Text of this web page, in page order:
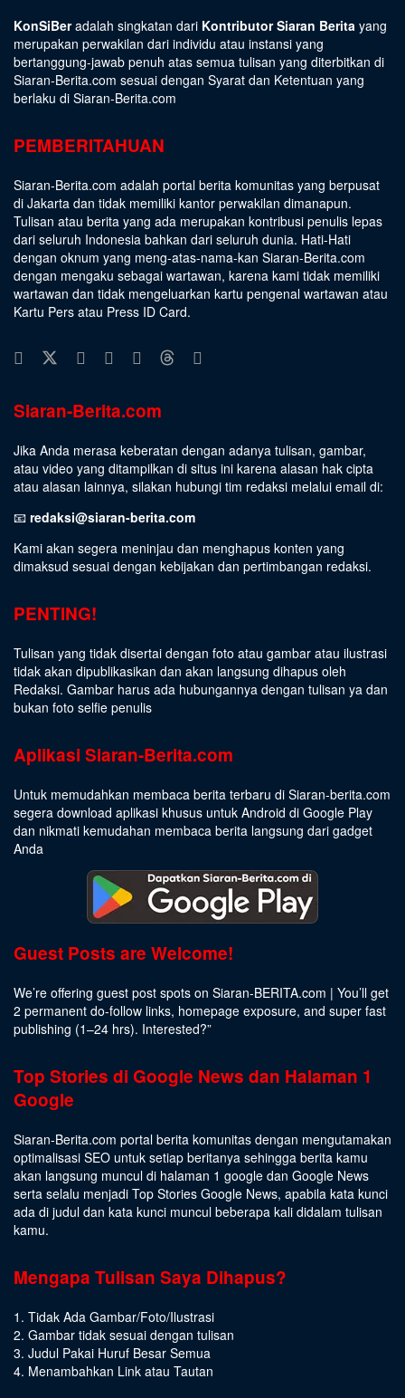
KonSiBeradalah singkatan dari Kontributor Siaran Berita yang
merupakan perwakilan dari individu atau instansi yang
bertanggung-jawab penuh atas semua tulisan yang diterbitkan di
Siaran-Berita.com sesuai dengan Syarat dan Ketentuan yang
berlaku di Siaran-Berita.com
PEMBERITAHUAN
Siaran-Berita.com adalah portal berita komunitas yang berpusat
di Jakarta dan tidak memiliki kantor perwakilan dimanapun.
Tulisan atau berita yang ada merupakan kontribusi penulis lepas
dari seluruh Indonesia bahkan dari seluruh dunia. Hati-Hati
dengan oknum yang meng-atas-nama-kan Siaran-Berita.com
dengan mengaku sebagai wartawan, karena kami tidak memiliki
wartawan dan tidak mengeluarkan kartu pengenal wartawan atau
Kartu Pers atau Press ID Card.
Siaran-Berita.com
Jika Anda merasa keberatan dengan adanya tulisan, gambar,
atau video yang ditampilkan di situs ini karena alasan hak cipta
atau alasan lainnya, silakan hubungi tim redaksi melalui email di:
📧 redaksi@siaran-berita.com
Kami akan segera meninjau dan menghapus konten yang
dimaksud sesuai dengan kebijakan dan pertimbangan redaksi.
PENTING!
Tulisan yang tidak disertai dengan foto atau gambar atau ilustrasi
tidak akan dipublikasikan dan akan langsung dihapus oleh
Redaksi. Gambar harus ada hubungannya dengan tulisan ya dan
bukan foto selfie penulis
Aplikasi Siaran-Berita.com
Untuk memudahkan membaca berita terbaru di Siaran-berita.com
segera download aplikasi khusus untuk Android di Google Play
dan nikmati kemudahan membaca berita langsung dari gadget
Anda
Guest Posts are Welcome!
We’re offering guest post spots on Siaran-BERITA.com | You’ll get
2 permanent do-follow links, homepage exposure, and super fast
publishing (1–24 hrs). Interested?”
Top Stories di Google News dan Halaman 1
Google
Siaran-Berita.com portal berita komunitas dengan mengutamakan
optimalisasi SEO untuk setiap beritanya sehingga berita kamu
akan langsung muncul di halaman 1 google dan Google News
serta selalu menjadi Top Stories Google News, apabila kata kunci
ada di judul dan kata kunci muncul beberapa kali didalam tulisan
kamu.
Mengapa Tulisan Saya Dihapus?
1. Tidak Ada Gambar/Foto/Ilustrasi
2. Gambar tidak sesuai dengan tulisan
3. Judul Pakai Huruf Besar Semua
4. Menambahkan Link atau Tautan